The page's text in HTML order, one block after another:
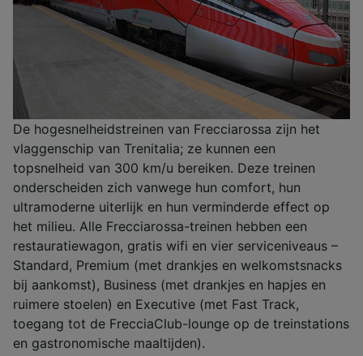
De hogesnelheidstreinen van Frecciarossa zijn het
vlaggenschip van Trenitalia; ze kunnen een
topsnelheid van 300 km/u bereiken. Deze treinen
onderscheiden zich vanwege hun comfort, hun
ultramoderne uiterlijk en hun verminderde effect op
het milieu. Alle Frecciarossa-treinen hebben een
restauratiewagon, gratis wifi en vier serviceniveaus –
Standard, Premium (met drankjes en welkomstsnacks
bij aankomst), Business (met drankjes en hapjes en
ruimere stoelen) en Executive (met Fast Track,
toegang tot de FrecciaClub-lounge op de treinstations
en gastronomische maaltijden).